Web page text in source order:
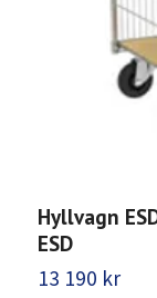
Hyllvagn
ESD
13 190 kr